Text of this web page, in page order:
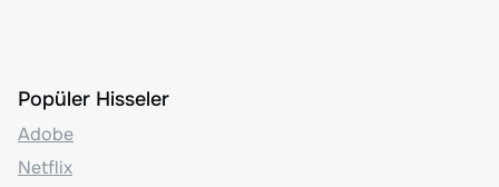
Popüler Hisseler
Adobe
Netflix